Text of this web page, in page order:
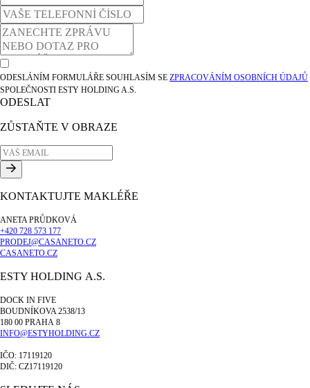
ODESLÁNÍM FORMULÁŘE SOUHLASÍM SE ZPRACOVÁNÍM OSOBNÍCH ÚDAJŮ
SPOLEČNOSTI ESTY HOLDING A.S.
ODESLAT
ZŮSTAŇTE V OBRAZE
KONTAKTUJTE MAKLÉŘE
ANETA PRŮDKOVÁ
+420 728 573 177
PRODEJ@CASANETO.CZ
CASANETO.CZ
ESTY HOLDING A.S.
DOCK IN FIVE
BOUDNÍKOVA 2538/13
180 00 PRAHA 8
INFO@ESTYHOLDING.CZ
IČO: 17119120
DIČ: CZ17119120